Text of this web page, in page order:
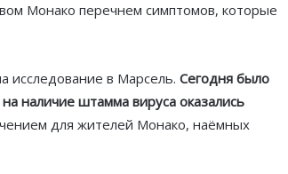
Монако перечнем симптомов, которые
исследование в Марсель. Сегодня было
наличие штамма вируса оказались
для жителей Монако, наёмных